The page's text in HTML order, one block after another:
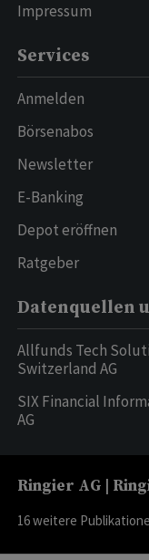
Impressum
Services
Anmelden
Börsenabos
Newsletter
E-Banking
Depot eröffnen
Ratgeber
Datenquellen
Allfunds Tech
Switzerland AG
SIX Financial
AG
Ringier AG |
16weitere